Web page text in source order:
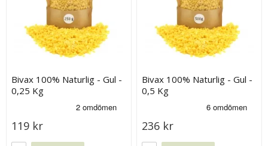
Bivax 100% Naturlig - Gul -
0,25 Kg
119 kr
Bivax 100% Naturlig - Gul -
0,5 Kg
236 kr